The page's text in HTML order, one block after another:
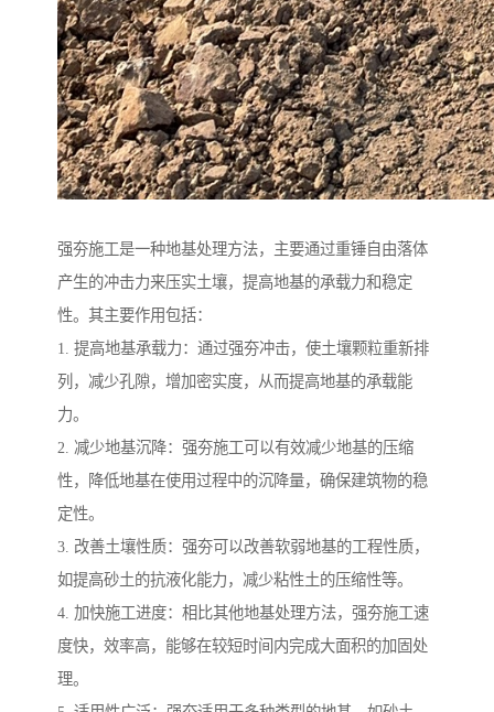
强夯施工是一种地基处理方法，主要通过重锤自由落体
产生的冲击力来压实土壤，提高地基的承载力和稳定
性。其主要作用包括：
1. 提高地基承载力：通过强夯冲击，使土壤颗粒重新排
列，减少孔隙，增加密实度，从而提高地基的承载能
力。
2. 减少地基沉降：强夯施工可以有效减少地基的压缩
性，降低地基在使用过程中的沉降量，确保建筑物的稳
定性。
3. 改善土壤性质：强夯可以改善软弱地基的工程性质，
如提高砂土的抗液化能力，减少粘性土的压缩性等。
4. 加快施工进度：相比其他地基处理方法，强夯施工速
度快，效率高，能够在较短时间内完成大面积的加固处
理。